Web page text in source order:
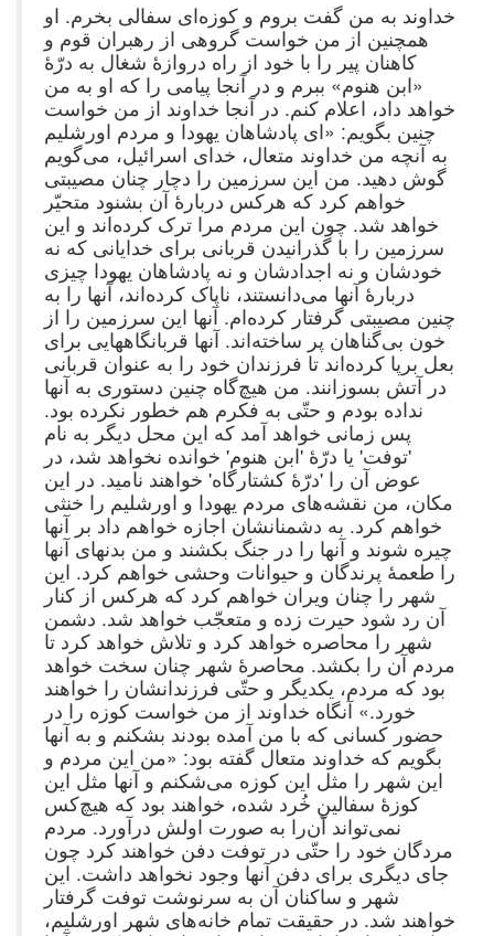
خداوند به من گفت بروم و کوزه‌ای سفالی بخرم. او
همچنین از من خواست گروهی از رهبران قوم و
کاهنان پیر را با خود از راه دروازهٔ شغال به درّهٔ
«ابن هنوم» ببرم و در آنجا پیامی را که او به من
خواهد داد، اعلام کنم. در آنجا خداوند از من خواست
چنین بگویم: «ای پادشاهان یهودا و مردم اورشلیم
به آنچه من خداوند متعال، خدای اسرائیل، می‌گویم
گوش دهید. من این سرزمین را دچار چنان مصیبتی
خواهم کرد که هرکس دربارهٔ آن بشنود متحیّر
خواهد شد. چون این مردم مرا ترک کرده‌اند و این
سرزمین را با گذرانیدن قربانی برای خدایانی که نه
خودشان و نه اجدادشان و نه پادشاهان یهودا چیزی
دربارهٔ آنها می‌دانستند، ناپاک کرده‌اند، آنها را به
چنین مصیبتی گرفتار کرده‌ام. آنها این سرزمین را از
خون بی‌گناهان پر ساخته‌اند. آنها قربانگاههایی برای
بعل برپا کرده‌اند تا فرزندان خود را به عنوان قربانی
در آتش بسوزانند. من هیچ‌گاه چنین دستوری به آنها
نداده بودم و حتّی به فکرم هم خطور نکرده بود.
پس زمانی خواهد آمد که این محل دیگر به نام
'توفت' یا درّهٔ 'ابن هنوم' خوانده نخواهد شد، در
عوض آن را 'درّهٔ کشتارگاه' خواهند نامید. در این
مکان، من نقشه‌های مردم یهودا و اورشلیم را خنثی
خواهم کرد. به دشمنانشان اجازه خواهم داد بر آنها
چیره شوند و آنها را در جنگ بکشند و من بدنهای آنها
را طعمهٔ پرندگان و حیوانات وحشی خواهم کرد. این
شهر را چنان ویران خواهم کرد که هرکس از کنار
آن رد شود حیرت زده و متعجّب خواهد شد. دشمن
شهر را محاصره خواهد کرد و تلاش خواهد کرد تا
مردم آن را بکشد. محاصرهٔ شهر چنان سخت خواهد
بود که مردم، یکدیگر و حتّی فرزندانشان را خواهند
خورد.» آنگاه خداوند از من خواست کوزه را در
حضور کسانی که با من آمده‌ بودند بشکنم و به آنها
بگویم که خداوند متعال گفته بود: «من این مردم و
این شهر را مثل این کوزه می‌شکنم و آنها مثل این
کوزهٔ سفالینِ خُرد شده، خواهند بود که هیچ‌کس
نمی‌تواند آن‌را به صورت اولش درآورد. مردم
مردگان خود را حتّی در توفت دفن خواهند کرد چون
جای دیگری برای دفن آنها وجود نخواهد داشت. این
شهر و ساکنان آن به سرنوشت توفت گرفتار
خواهند شد. در حقیقت تمام خانه‌های شهر اورشلیم،